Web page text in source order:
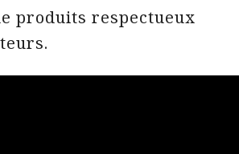
produits respectueux